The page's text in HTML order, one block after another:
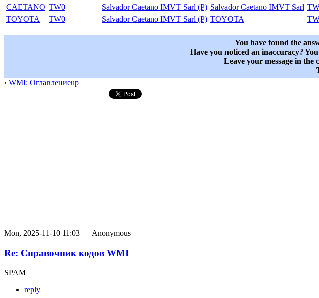
CAETANO TW0 Salvador Caetano IMVT Sarl (P) Salvador Caetano IMVT Sarl
TOYOTA
TW0 Salvador Caetano IMVT Sarl (P) TOYOTA
You have found the
Have you noticed an inaccuracy?
Leave your message in the
‹ WMI: Оглавлениеup
Mon, 2025-11-10 11:03 — Anonymous
Re: Справочник кодов WMI
SPAM
reply